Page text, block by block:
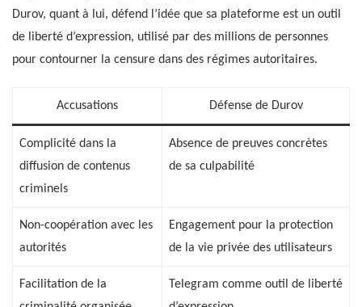
Durov, quant à lui, défend l’idée que sa plateforme est un outil
de liberté d’expression, utilisé par des millions de personnes
pour contourner la censure dans des régimes autoritaires.
Accusations Défense de Durov
Complicité dans la
diffusion de contenus
criminels
Absence de preuves concrètes
de sa culpabilité
Non-coopération avec les
autorités
Engagement pour la protection
de la vie privée des utilisateurs
Facilitation de la
Telegram comme outil de liberté